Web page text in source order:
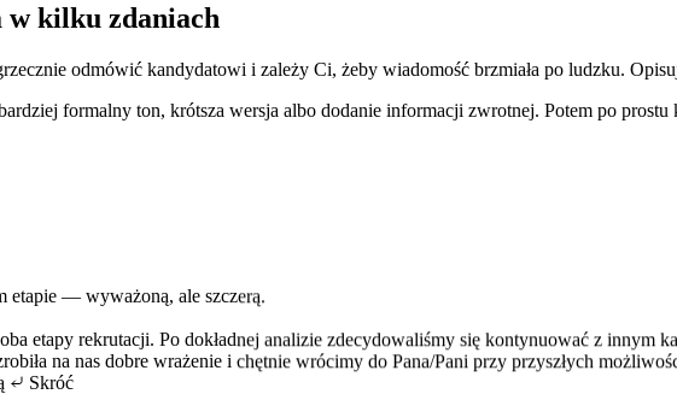
w kilku zdaniach
odmówić kandydatowi i zależy Ci, żeby wiadomość brzmiała po ludzku.
formalny ton, krótsza wersja albo dodanie informacji zwrotnej. Potem po prostu
etapie — wyważoną, ale szczerą.
etapy rekrutacji. Po dokładnej analizie zdecydowaliśmy się kontynuować z innym
na nas dobre wrażenie i chętnie wrócimy do Pana/Pani przy przyszłych
Skróć